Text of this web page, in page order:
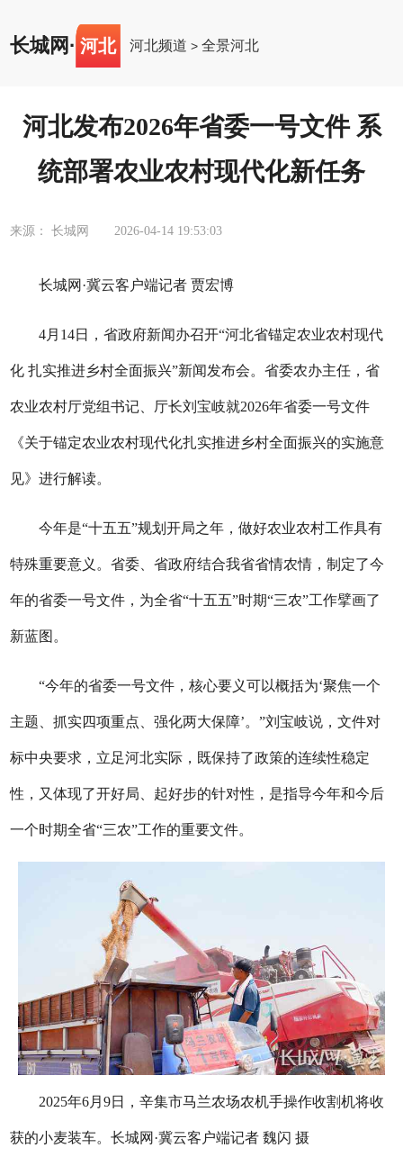
长城网 · 河北 河北频道 >全景河北
河北发布2026年省委一号文件 系
统部署农业农村现代化新任务
来源： 长城网 2026-04-14 19:53:03
长城网·冀云客户端记者 贾宏博
4月14日，省政府新闻办召开“河北省锚定农业农村现代
化 扎实推进乡村全面振兴”新闻发布会。省委农办主任，省
农业农村厅党组书记、厅长刘宝岐就2026年省委一号文件
《关于锚定农业农村现代化扎实推进乡村全面振兴的实施意
见》进行解读。
今年是“十五五”规划开局之年，做好农业农村工作具有
特殊重要意义。省委、省政府结合我省省情农情，制定了今
年的省委一号文件，为全省“十五五”时期“三农”工作擘画了
新蓝图。
“今年的省委一号文件，核心要义可以概括为‘聚焦一个
主题、抓实四项重点、强化两大保障’。”刘宝岐说，文件对
标中央要求，立足河北实际，既保持了政策的连续性稳定
性，又体现了开好局、起好步的针对性，是指导今年和今后
一个时期全省“三农”工作的重要文件。
2025年6月9日，辛集市马兰农场农机手操作收割机将收
获的小麦装车。长城网·冀云客户端记者 魏闪 摄